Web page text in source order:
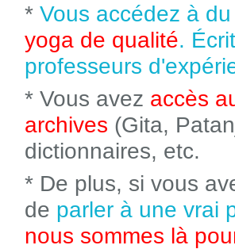
* Vous accédez à du
yoga de qualité.
professeurs
* Vous avez accès
archives (Gita,
dictionnaires, etc.
* De plus, si vous
de parler à une vrai
nous sommes là